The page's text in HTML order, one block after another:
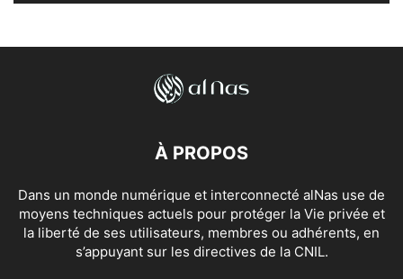
À PROPOS
Dans un monde numérique et interconnecté alNas use de
moyens techniques actuels pour protéger la Vie privée et
la liberté de ses utilisateurs, membres ou adhérents, en
s’appuyant sur les directives de la CNIL.